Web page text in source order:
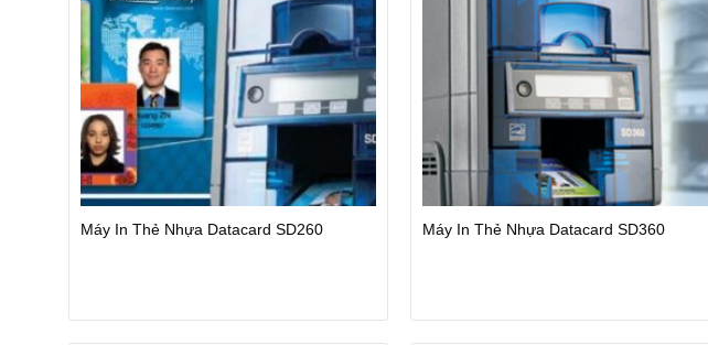
Máy In Thẻ Nhựa Datacard SD260 Máy In Thẻ Nhựa Datacard SD360